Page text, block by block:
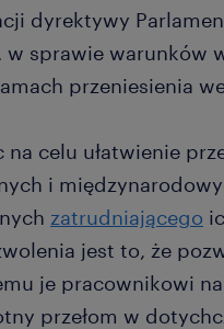
dyrektywy
w sprawie
przeniesienia
na celu ułatwienie
i
zatrudniającego
jest to, że
je pracownikowi
przełom w